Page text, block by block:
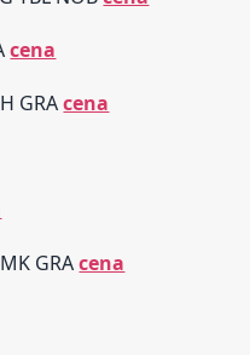
cena
GRAcena
GRAcena